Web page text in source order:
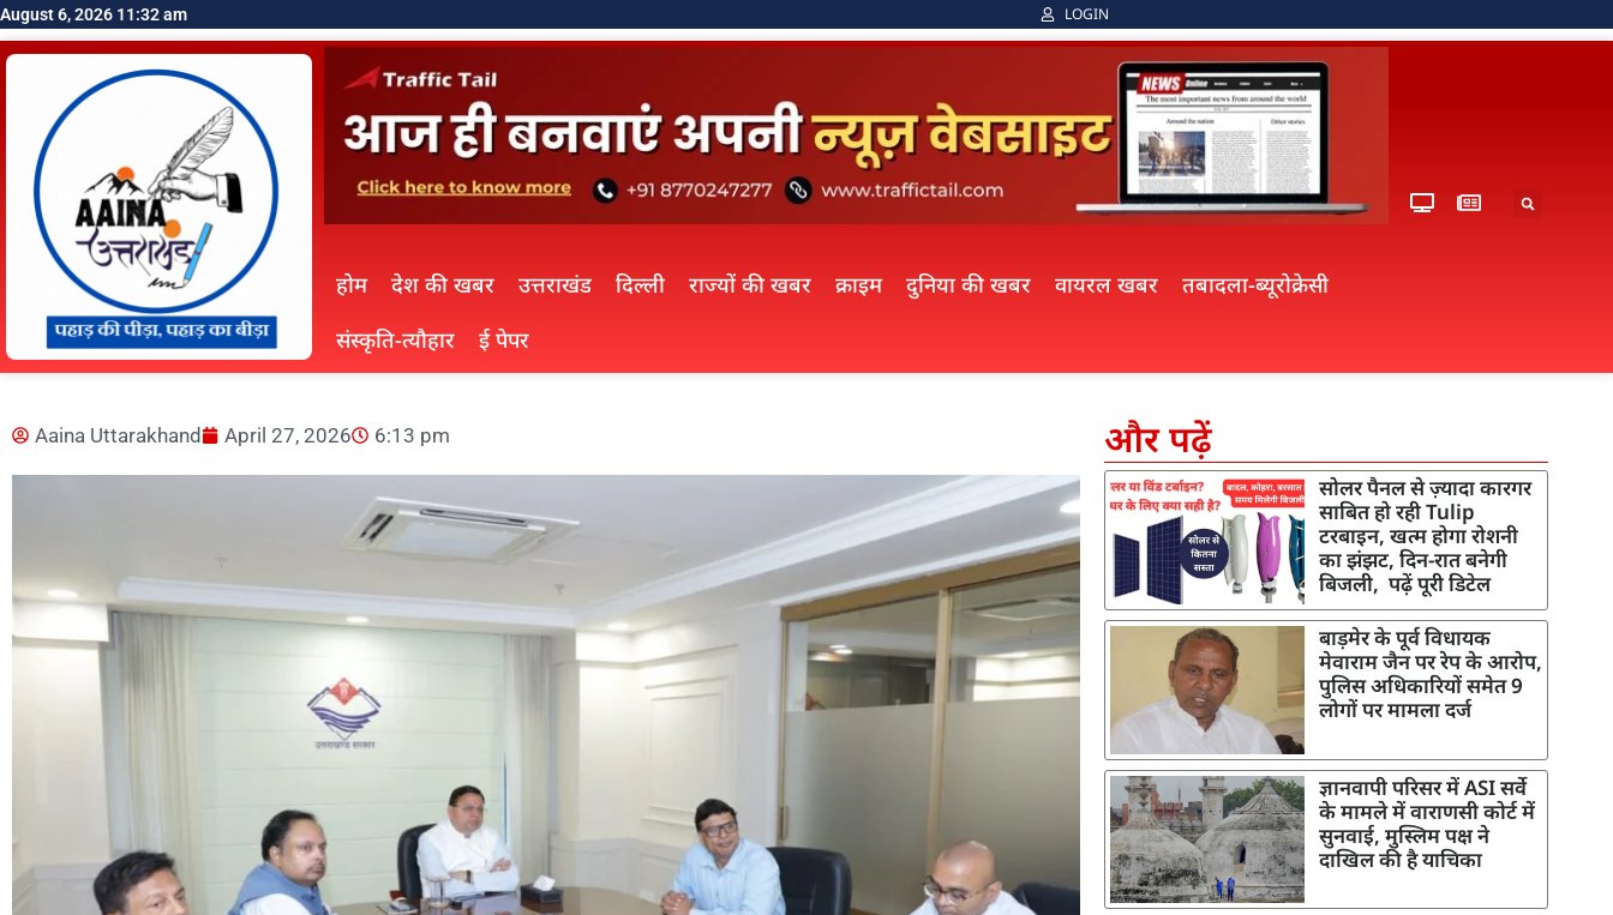
August 6, 2026 11:32 am LOGIN
होम देश की खबर उत्तराखंड दिल्ली राज्यों की खबर क्राइम दुनिया की खबर वायरल खबर
तबादला-ब्यूरोक्रेसी
संस्कृति-त्यौहार
ई पेपर
Aaina Uttarakhand April 27, 2026 6:13 pm और पढ़ें
सोलर पैनल से ज़्यादा कारगर
साबित हो रही Tulip
टरबाइन, खत्म होगा रोशनी
का झंझट, दिन-रात बनेगी
बिजली, पढ़ें पूरी डिटेल
बाड़मेर के पूर्व विधायक
मेवाराम जैन पर रेप के आरोप,
पुलिस अधिकारियों समेत 9
लोगों पर मामला दर्ज
ज्ञानवापी परिसर में ASI सर्वे
के मामले में वाराणसी कोर्ट में
सुनवाई, मुस्लिम पक्ष ने
दाखिल की है याचिका